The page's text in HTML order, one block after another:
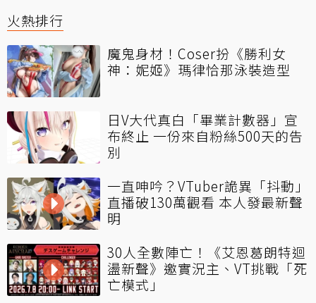
火熱排行
魔鬼身材！Coser扮《勝利女
神：妮姬》瑪律恰那泳裝造型
日V大代真白「畢業計數器」宣
布終止 一份來自粉絲500天的告
別
一直呻吟？VTuber詭異「抖動」
直播破130萬觀看 本人發最新聲
明
30人全數陣亡！《艾恩葛朗特迴
盪新聲》邀實況主、VT挑戰「死
亡模式」